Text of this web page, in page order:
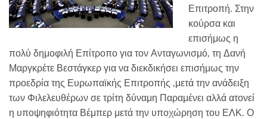
Επιτροπή. Στην
κούρσα και
επισήμως η
πολύ δημοφιλή Επίτροπο για τον Ανταγωνισμό, τη Δανή
Μαργκρέτε Βεστάγκερ για να διεκδικήσει επισήμως την
προεδρία της Ευρωπαϊκής Επιτροπής ,μετά την ανάδειξη
των Φιλελευθέρων σε τρίτη δύναμη Παραμένει αλλά ατονεί
η υποψηφιότητα Βέμπερ μετά την υποχώρηση του ΕΛΚ. Ο